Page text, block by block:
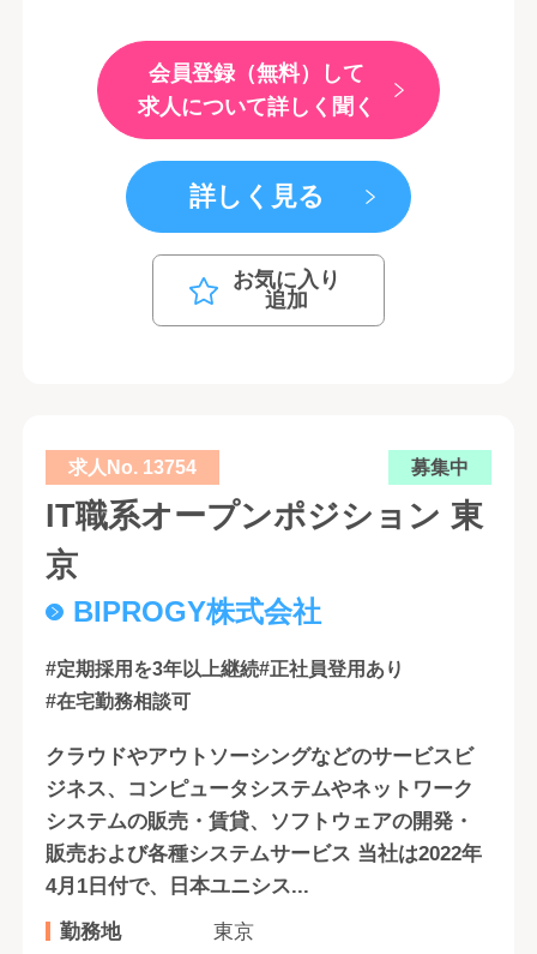
会員登録（無料）して
求人について詳しく聞く
詳しく見る
お気に入り
追加
求人No. 13754 募集中
IT職系オープンポジション 東
京
BIPROGY株式会社
#定期採用を3年以上継続#正社員登用あり
#在宅勤務相談可
クラウドやアウトソーシングなどのサービスビ
ジネス、コンピュータシステムやネットワーク
システムの販売・賃貸、ソフトウェアの開発・
販売および各種システムサービス 当社は2022年
4月1日付で、日本ユニシス...
勤務地
東京